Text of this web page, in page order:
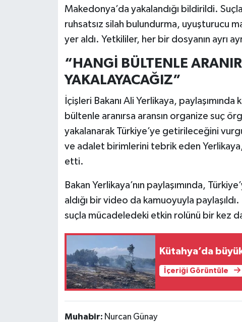
Makedonya’da yakalandığı bildirildi.
ruhsatsız silah bulundurma, uyuşturucu
yer aldı. Yetkililer, her bir dosyanın ayrı
“HANGİ BÜLTENLE
YAKALAYACAĞIZ”
İçişleri Bakanı Ali Yerlikaya,
bültenle aranırsa aransın organize suç
yakalanarak Türkiye’ye getirileceğini
ve adalet birimlerini tebrik eden
etti.
Bakan Yerlikaya’nın paylaşımında,
aldığı bir video da kamuoyuyla
suçla mücadeledeki etkin rolünü bir kez
Kütahya’da
İçeriği Görüntüle
Muhabir: Nurcan Günay
Teknoloji
Video Galeri
Yemek Tarifleri